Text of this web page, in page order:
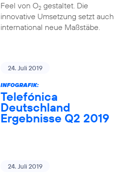
Feel von O2gestaltet. Die
innovative Umsetzung setzt auch
international neue Maßstäbe.
24. Juli 2019
INFOGRAFIK:
Telefónica
Deutschland
Ergebnisse Q2 2019
24. Juli 2019